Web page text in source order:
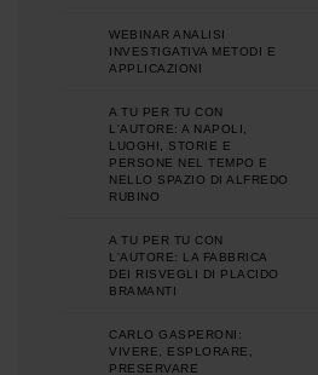
WEBINAR ANALISI
INVESTIGATIVA METODI E
APPLICAZIONI
A TU PER TU CON
L'AUTORE: A NAPOLI,
LUOGHI, STORIE E
PERSONE NEL TEMPO E
NELLO SPAZIO DI ALFREDO
RUBINO
A TU PER TU CON
L'AUTORE: LA FABBRICA
DEI RISVEGLI DI PLACIDO
BRAMANTI
CARLO GASPERONI:
VIVERE, ESPLORARE,
PRESERVARE